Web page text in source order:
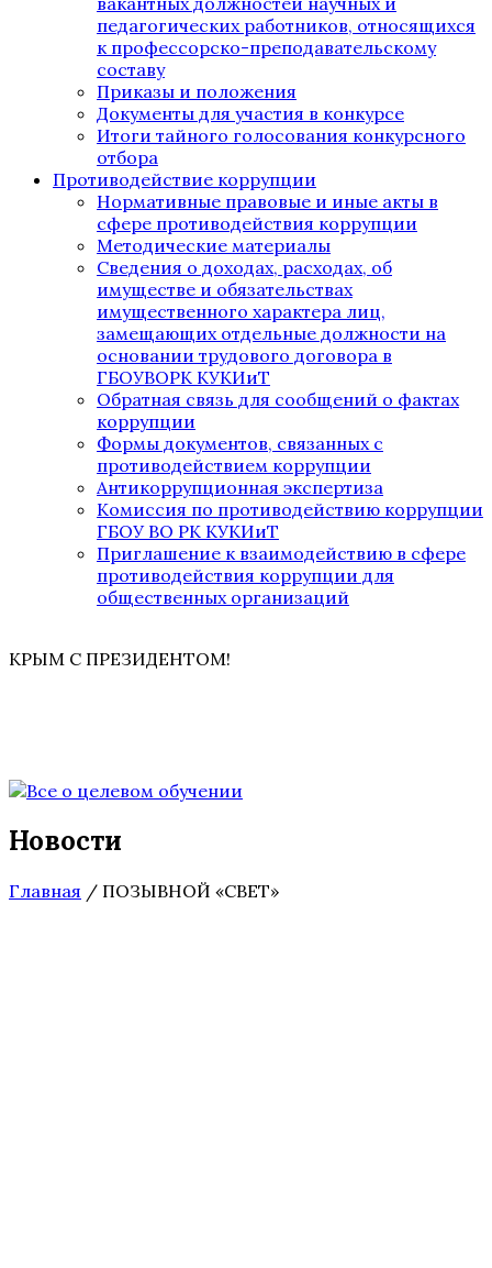
педагогических работников, относящихся
к профессорско-преподавательскому
составу
Приказы и положения
Документы для участия в конкурсе
Итоги тайного голосования конкурсного
отбора
Противодействие коррупции
Нормативные правовые и иные акты в
сфере противодействия коррупции
Методические материалы
Сведения о доходах, расходах, об
имуществе и обязательствах
имущественного характера лиц,
замещающих отдельные должности на
основании трудового договора в
ГБОУВОРК КУКИиТ
Обратная связь для сообщений о фактах
коррупции
Формы документов, связанных с
противодействием коррупции
Антикоррупционная экспертиза
Комиссия по противодействию коррупции
ГБОУ ВО РК КУКИиТ
Приглашение к взаимодействию в сфере
противодействия коррупции для
общественных организаций
КРЫМ С ПРЕЗИДЕНТОМ!
Новости
Главная / ПОЗЫВНОЙ «СВЕТ»